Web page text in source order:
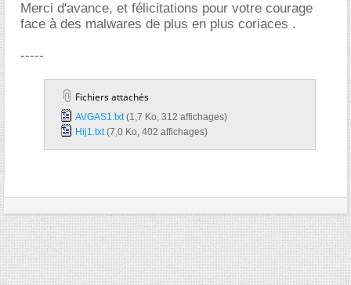
Merci d'avance, et félicitations pour votre courage
face à des malwares de plus en plus coriaces .
-----
Fichiers attachés
AVGAS1.txt‎ (1,7 Ko, 312 affichages)
Hij1.txt‎ (7,0 Ko, 402 affichages)